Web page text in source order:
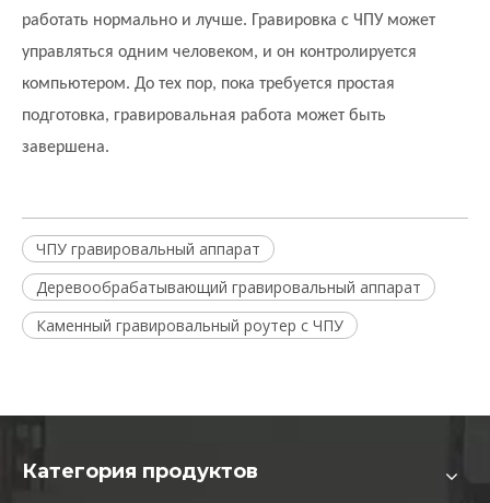
работать нормально и лучше. Гравировка с ЧПУ может
управляться одним человеком, и он контролируется
компьютером. До тех пор, пока требуется простая
подготовка, гравировальная работа может быть
завершена.
ЧПУ гравировальный аппарат
Деревообрабатывающий гравировальный аппарат
Каменный гравировальный роутер с ЧПУ
Категория продуктов